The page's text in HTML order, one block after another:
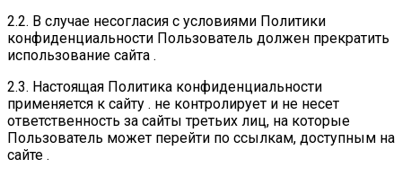
2.2. В случае несогласия с условиями Политики
конфиденциальности Пользователь должен прекратить
использование сайта .
2.3. Настоящая Политика конфиденциальности
применяется к сайту . не контролирует и не несет
ответственность за сайты третьих лиц, на которые
Пользователь может перейти по ссылкам, доступным на
сайте .